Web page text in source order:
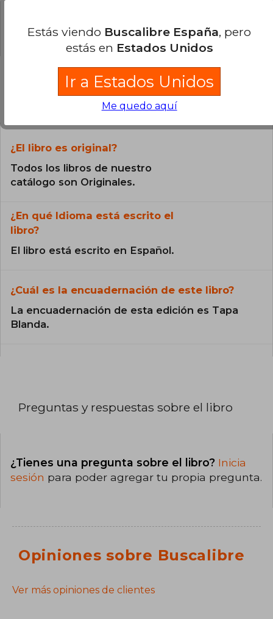
2% (1)
Preguntas frecuentes sobre el libro
¿El libro es original?
Todos los libros de nuestro
catálogo son Originales.
¿En qué Idioma está escrito el
libro?
El libro está escrito en Español.
¿Cuál es la encuadernación de este libro?
La encuadernación de esta edición es Tapa
Blanda.
Preguntas y respuestas sobre el libro
¿Tienes una pregunta sobre el libro? Inicia
sesión para poder agregar tu propia pregunta.
Opiniones sobre Buscalibre
Ver más opiniones de clientes
Estás viendo Buscalibre España, pero
estás en Estados Unidos
Ir a Estados Unidos
Me quedo aquí